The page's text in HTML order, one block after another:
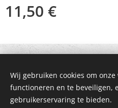
11,50 €
Mogelijk gemaakt door
Wij gebruiken cookies om
functioneren en te beveiligen,
gebruikerservaring te bieden.